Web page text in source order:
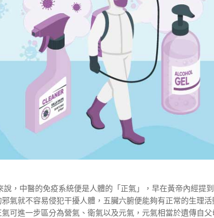
說，中醫的免疫系統便是人體的「正氣」，早在黃帝內經提
邪氣就不容易侵犯干擾人體，五臟六腑便能夠有正常的生理
氣可進一步區分為營氣、衛氣以及元氣，元氣相當於遺傳自